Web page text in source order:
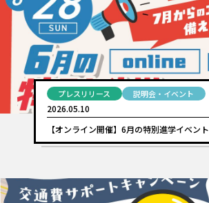
プレスリリース 説明会・イベント
2026.05.10
【オンライン開催】6月の特別進学イベント